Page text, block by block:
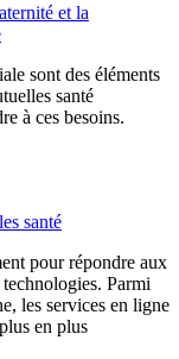
et la
sont des éléments
santé
à ces besoins.
santé
pour répondre aux
technologies. Parmi
les services en ligne
en plus